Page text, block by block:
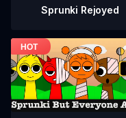
Sprunki Rejoyed